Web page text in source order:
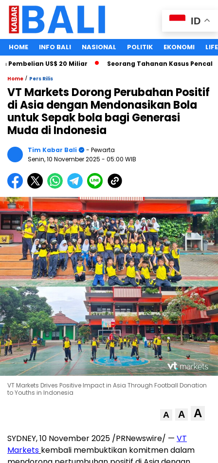
HOME INFO BALI NASIONAL POLITIK EKONOMI
US$ 20 Miliar Seorang Tahanan Kasus
Home / Pers Rilis
VT Markets Dorong Perubahan Positif
di Asia dengan Mendonasikan Bola
untuk Sepak bola bagi Generasi
Muda di Indonesia
Tim Kabar Bali
- Pewarta
Senin, 10 November 2025 - 05:00 WIB
VT Markets Drives Positive Impact in Asia Through Football Donation
to Youths in Indonesia
A A A
SYDNEY, 10 November 2025 /PRNewswire/ — VT
Markets kembali membuktikan komitmen dalam
ID